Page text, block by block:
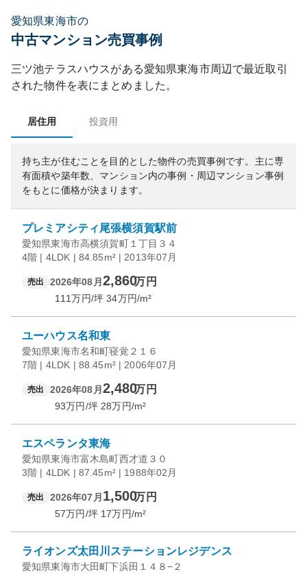
愛知県東海市の
中古マンション売買事例
三ツ池テラスハウスがある愛知県東海市周辺で最近取引
された物件を表にまとめました。
居住用 投資用
持ち主が住むことを目的とした物件の売買事例です。 主に専
有面積や築年数、マンション内の事例・周辺マンション事例
をもとに価格が決まります。
プレミアシティ尾張横須賀駅前
愛知県東海市高横須賀町１丁目３４
4階 | 4LDK | 84.85m² | 2013年07月
売出 2026年08月 2,860万円
111万円/坪 34万円/m²
ユーハウス名和東
愛知県東海市名和町寝覚２１６
7階 | 4LDK | 88.45m² | 2006年07月
売出 2026年08月 2,480万円
93万円/坪 28万円/m²
エスペランタ東海
愛知県東海市富木島町西才道３０
3階 | 4LDK | 87.45m² | 1988年02月
売出 2026年07月 1,500万円
57万円/坪 17万円/m²
ライオンズ太田川ステーションレジデンス
愛知県東海市大田町下浜田１４８−２